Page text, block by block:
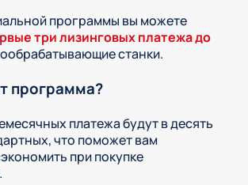
программы вы можете
три лизинговых платежа до
станки.
программа?
платежа будут в десять
что поможет вам
при покупке